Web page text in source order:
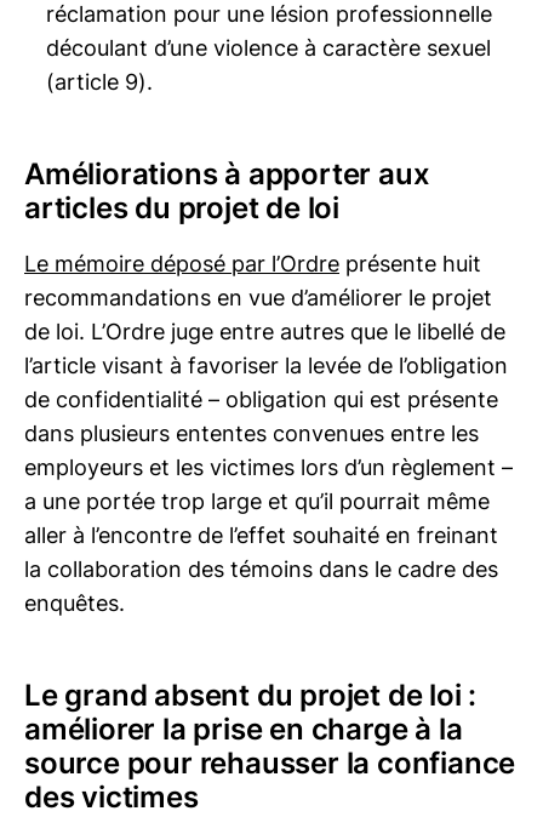
réclamation pour une lésion professionnelle
découlant d’une violence à caractère sexuel
(article 9).
Améliorations à apporter aux
articles du projet de loi
Le mémoire déposé par l’Ordre présente huit
recommandations en vue d’améliorer le projet
de loi. L’Ordre juge entre autres que le libellé de
l’article visant à favoriser la levée de l’obligation
de confidentialité – obligation qui est présente
dans plusieurs ententes convenues entre les
employeurs et les victimes lors d’un règlement –
a une portée trop large et qu’il pourrait même
aller à l’encontre de l’effet souhaité en freinant
la collaboration des témoins dans le cadre des
enquêtes.
Le grand absent du projet de loi :
améliorer la prise en charge à la
source pour rehausser la confiance
des victimes